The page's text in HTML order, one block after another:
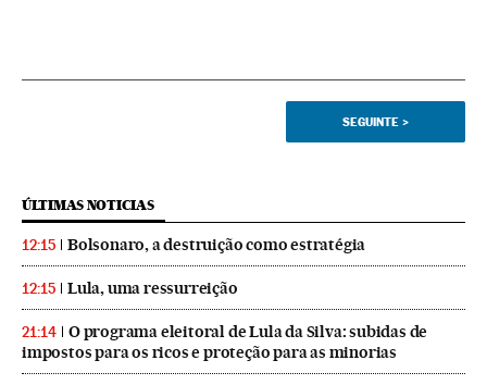
SEGUINTE >
ÚLTIMAS NOTICIAS
12:15 Bolsonaro, a destruição como estratégia
12:15 Lula, uma ressurreição
21:14
O programa eleitoral de Lula da Silva: subidas de
impostos para os ricos e proteção para as minorias